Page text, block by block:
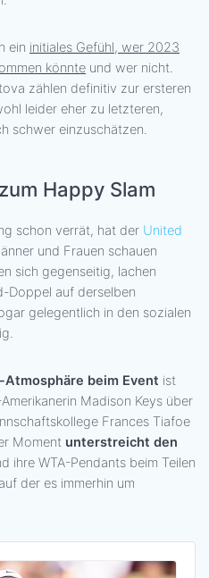
ein initiales Gefühl, wer 2023
könnte und wer nicht.
zählen definitiv zur ersteren
leider eher zu letzteren,
schwer einzuschätzen.
Happy Slam
schon verrät, hat der United
und Frauen schauen
sich gegenseitig, lachen
Doppel auf derselben
gelegentlich in den sozialen
Atmosphäre beim Event ist
Madison Keys über
Frances Tiafoe
Moment unterstreicht den
ihre WTA-Pendants beim Teilen
der es immerhin um